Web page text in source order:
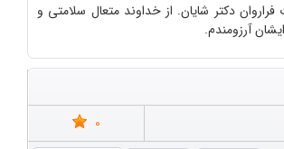
فراروان دکتر شایان. از خداوند متعال سلامتی و
آرزومندم.
0